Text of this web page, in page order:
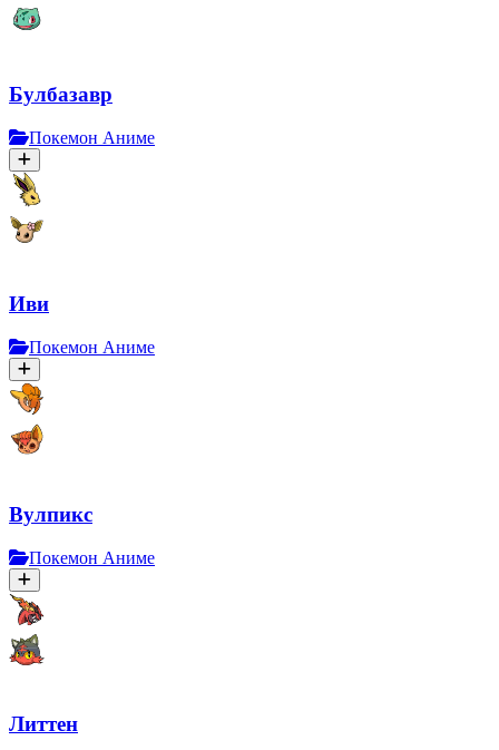
Булбазавр
Покемон Аниме
Иви
Покемон Аниме
Вулпикс
Покемон Аниме
Литтен